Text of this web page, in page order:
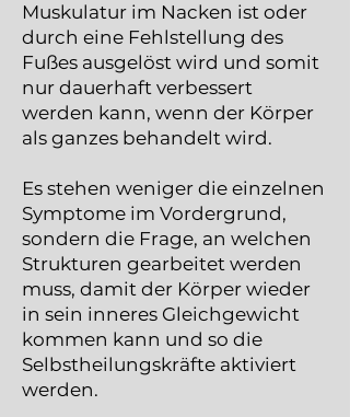
Muskulatur im Nacken ist oder
durch eine Fehlstellung des
Fußes ausgelöst wird und somit
nur dauerhaft verbessert
werden kann, wenn der Körper
als ganzes behandelt wird.
Es stehen weniger die einzelnen
Symptome im Vordergrund,
sondern die Frage, an welchen
Strukturen gearbeitet werden
muss, damit der Körper wieder
in sein inneres Gleichgewicht
kommen kann und so die
Selbstheilungskräfte aktiviert
werden.